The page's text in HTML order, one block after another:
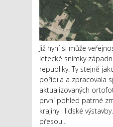
Již nyní si může
letecké snímky
republiky. Ty stejně
pořídila a zpracovala
aktualizovaných
první pohled patrné
krajiny i lidské
přesou...